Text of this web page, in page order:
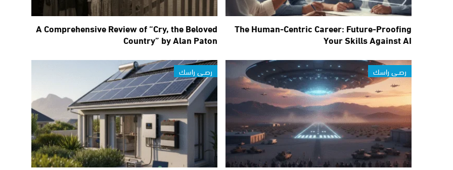
The Human-Centric Career: Future-Proofing
Your Skills Against AI
A Comprehensive Review of “Cry, the Beloved
Country” by Alan Paton
رصــي راسك رصــي راسك